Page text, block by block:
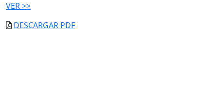
VER >>
DESCARGAR PDF